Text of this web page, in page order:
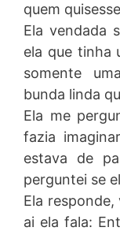
quem
Ela vendada
ela que tinha
somente
bunda linda
Ela me
fazia
estava de
perguntei se
Ela responde,
ai ela fala: